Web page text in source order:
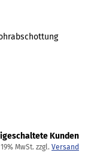
Kunden
MwSt. zzgl. Versand